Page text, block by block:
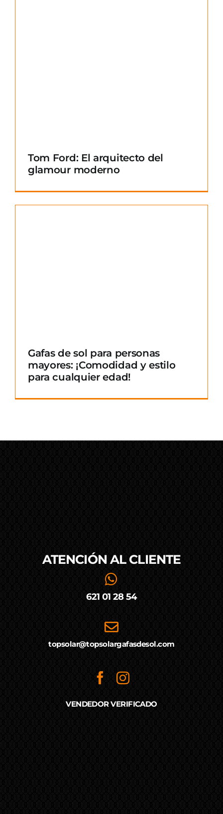
Tom Ford: El arquitecto del
glamour moderno
Gafas de sol para personas
mayores: ¡Comodidad y estilo
para cualquier edad!
ATENCIÓN AL CLIENTE
621 01 28 54
topsolar@topsolargafasdesol.com
VENDEDOR VERIFICADO